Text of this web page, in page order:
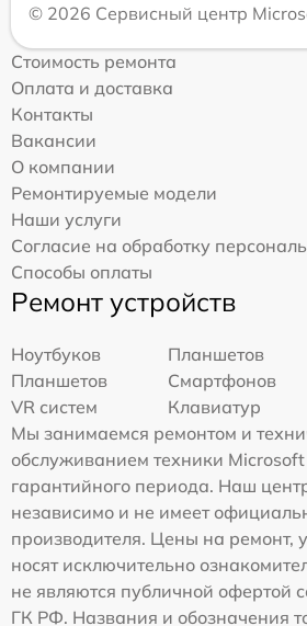
© 2026 Сервисный центр
Стоимость ремонта
Оплата и доставка
Контакты
Вакансии
О компании
Ремонтируемые модели
Наши услуги
Согласие на обработку
Способы оплаты
Ремонт устройств
Ноутбуков
Планшетов
Планшетов
Смартфонов
VR систем
Клавиатур
Мы занимаемся ремонтом и
обслуживанием техники
гарантийного периода. Наш
независимо и не имеет
производителя. Цены на ремонт,
носят исключительно
не являются публичной офертой
ГК РФ. Названия и обозначения